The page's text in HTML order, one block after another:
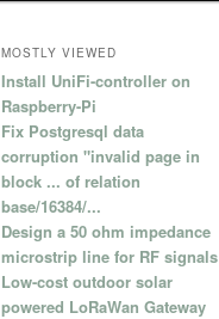
MOSTLY VIEWED
Install UniFi-controller on
Raspberry-Pi
Fix Postgresql data
corruption "invalid page in
block ... of relation
base/16384/...
Design a 50 ohm impedance
microstrip line for RF signals
Low-cost outdoor solar
powered LoRaWan Gateway